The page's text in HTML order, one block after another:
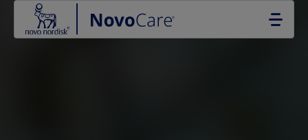
Go to the page content